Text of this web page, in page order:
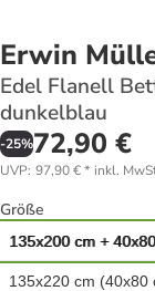
Erwin
Edel Flanell
dunkelblau
-25%72,90 €
UVP: 97,90 €* inkl.
Größe
135x200 cm +
135x220 cm (40x80